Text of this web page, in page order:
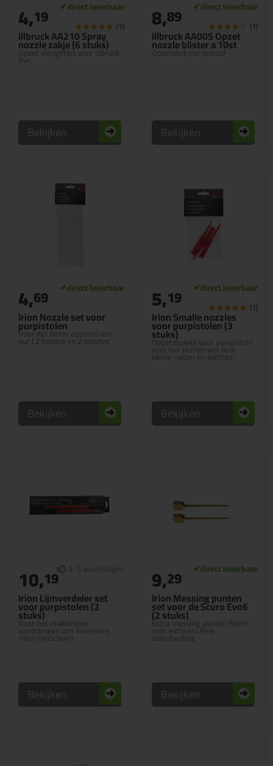
illbruck AA210 Spray
nozzle zakje (6 stuks)
Opzet slangetjes voor illbruck
Pur
4,19 (1)
Bekijken
illbruck AA005 Opzet
nozzle blister a 10st
Opzetstuk pur pistool
8,89 (1)
Bekijken
Irion Nozzle set voor
purpistolen
Voor het beter doseren van
pur | 2 buisjes en 2 nozzles
4,69
Bekijken
Irion Smalle nozzles
voor purpistolen (3
stuks)
Opzetstukjes voor purspuiten
voor het purren van hele
kleine naden en kiertjes
5,19 (1)
Bekijken
Irion Lijmverdeler set
voor purpistolen (2
stuks)
Voor het makkelijker
aanbrengen van meerdere
rillen lijmschuim
10,19
Bekijken
Irion Messing punten
set voor de Scuro Evo6
(2 stuks)
Extra messing punten (5cm)
voor extreem fijne
spleetvulling
9,29
Bekijken